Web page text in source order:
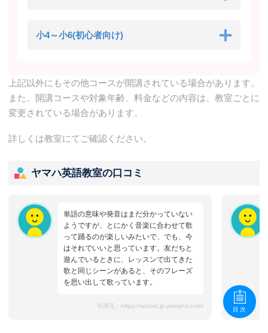
小4～小6(初心者向け)
上記以外にもその他コースが開講されている場合があります。
また、開講コースや対象年齢、料金などの内容は、教室ごとに
変更されている場合があります。
詳しくは教室にてご確認ください。
ヤマハ英語教室の口コミ
単語の意味や発音はまだ分かっていない
ようですが、とにかく音楽に合わせて歌
って踊るのが楽しいみたいで、でも、今
はそれでいいと思っています。友だちと
遊んでいるときに、レッスンで出てきた
歌と同じシーンがあると、そのフレーズ
を思い出して歌っています。
引用元： https://school.jp.yamaha.com/
目次